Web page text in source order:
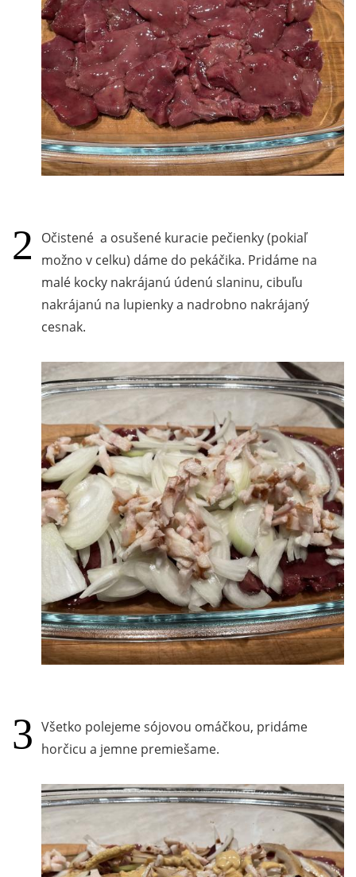
Očistené a osušené kuracie pečienky (pokiaľ
možno v celku) dáme do pekáčika. Pridáme na
malé kocky nakrájanú údenú slaninu, cibuľu
nakrájanú na lupienky a nadrobno nakrájaný
cesnak.
Všetko polejeme sójovou omáčkou, pridáme
horčicu a jemne premiešame.